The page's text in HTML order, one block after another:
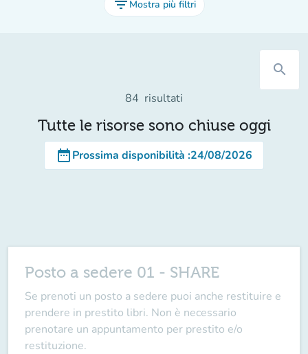
filter_list Mostra più filtri
search
84 risultati
Tutte le risorse sono chiuse oggi
date_rangeProssima disponibilità :24/08/2026
Posto a sedere 01 - SHARE
Se prenoti un posto a sedere puoi anche restituire e
prendere in prestito libri. Non è necessario
prenotare un appuntamento per prestito e/o
restituzione.